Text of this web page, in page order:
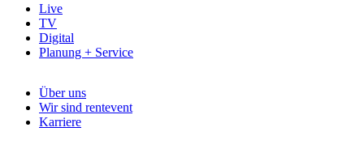
Live
TV
Digital
Planung + Service
Über uns
Wir sind rentevent
Karriere